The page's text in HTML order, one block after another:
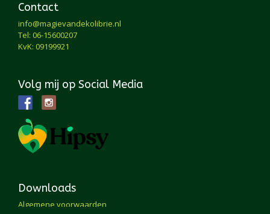
Contact
info@magievandekolibrie.nl
Tel: 06-15600207
KvK: 09199921
Volg mij op Social Media
Downloads
Algemene voorwaarden